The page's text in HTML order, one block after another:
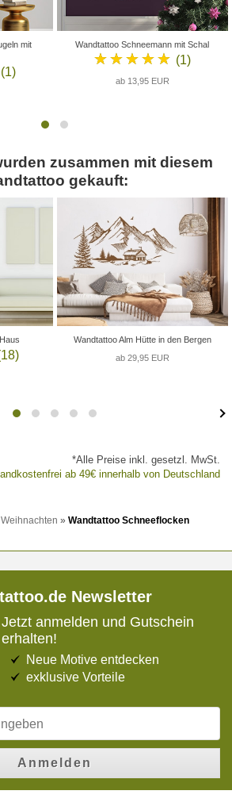
mit
(1)
Wandtattoo Schneemann mit Schal
★★★★★ (1)
ab 13,95 EUR
zusammen mit diesem
gekauft:
Wandtattoo Alm Hütte in den Bergen
ab 29,95 EUR
*Alle Preise inkl. gesetzl. MwSt.
ab 49€ innerhalb von Deutschland
Weihnachten » Wandtattoo Schneeflocken
Newsletter
Jetzt anmelden und Gutschein
erhalten!
Neue Motive entdecken
exklusive Vorteile
Anmelden